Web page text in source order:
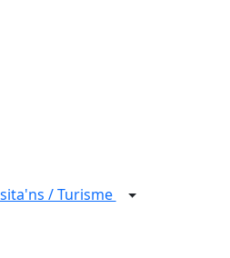
/ Turisme